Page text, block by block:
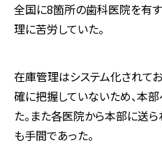
全国に8箇所の歯科医院を有
理に苦労していた。
在庫管理はシステム化されて
確に把握していないため、本
た。また各医院から本部に送
も⼿間であった。